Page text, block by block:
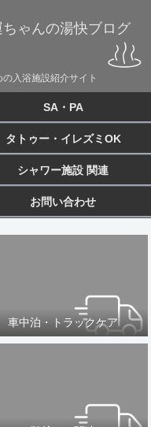
ちゃんの湯快ブログ
入浴施設紹介サイト
SA・PA
タトゥー・イレズミOK
シャワー施設 関連
お問い合わせ
車中泊・トラックケア